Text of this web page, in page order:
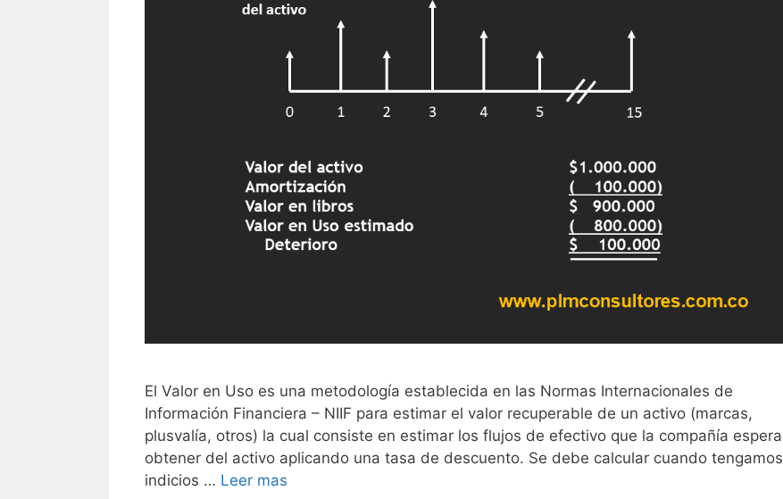
El Valor en Uso es una metodología establecida en las Normas Internacionales de
Información Financiera – NIIF para estimar el valor recuperable de un activo (marcas,
plusvalía, otros) la cual consiste en estimar los flujos de efectivo que la compañía espera
obtener del activo aplicando una tasa de descuento. Se debe calcular cuando tengamos
indicios … Leer mas